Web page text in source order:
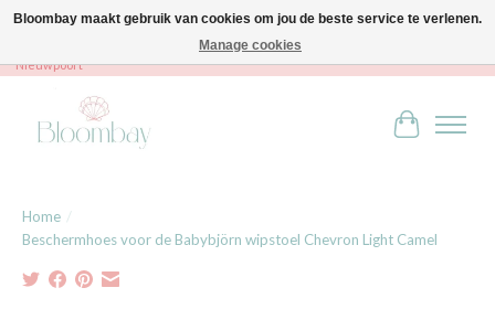
Bloombay - Babies & Kids - Bali home & interior - Robert Orlentpromenade 9A -
Nieuwpoort
Home /
Beschermhoes voor de Babybjörn wipstoel Chevron Light Camel
Bloombay maakt gebruik van cookies om jou de beste service te verlenen.
Manage cookies